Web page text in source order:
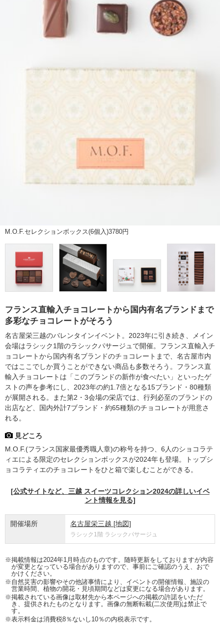
M.O.F.セレクションボックス(6個入)3780円
フランス直輸入チョコレートから国内有名ブランドまで
多彩なチョコレートがそろう
名古屋栄三越のバレンタインイベント。2023年に引き続き、メイン
会場はラシック1階のラシックパサージュで開催。フランス直輸入チ
ョコレートから国内有名ブランドのチョコレートまで、名古屋市内
ではここでしか買うことができない商品も多数そろう。フランス直
輸入チョコレートは「このブランドの新作が食べたい」といったゲ
ストの声を参考にし、2023年の約1.7倍となる15ブランド・80種類
が展開される。また第2・3会場の栄店では、行列必至のブランドの
出店など、国内外計7ブランド・約65種類のチョコレートが用意さ
れる。
見どころ
M.O.F.(フランス国家最優秀職人章)の称号を持つ、6人のショコラテ
ィエによる限定のセレクションボックスが2024年も登場。トップシ
ョコラティエのチョコレートをひと箱で楽しむことができる。
[公式サイトなど、三越 スイーツコレクション2024の詳しいイベ
ント情報を見る]
開催場所 名古屋栄三越 [地図]
ラシック1階 ラシックパサージュ
※掲載情報は2024年1月時点のものです。随時更新をしておりますが内容
が変更となっている場合がありますので、事前にご確認のうえ、おで
かけください。
※自然災害の影響やその他諸事情により、イベントの開催情報、施設の
営業時間、植物の開花・見頃期間などは変更になる場合があります。
※掲載されている画像は取材先から本ページへの掲載の許諾をいただ
き、提供されたものとなります。画像の無断転載(二次使用)は禁止で
す。
※表示料金は消費税8％ないし10％の内税表示です。